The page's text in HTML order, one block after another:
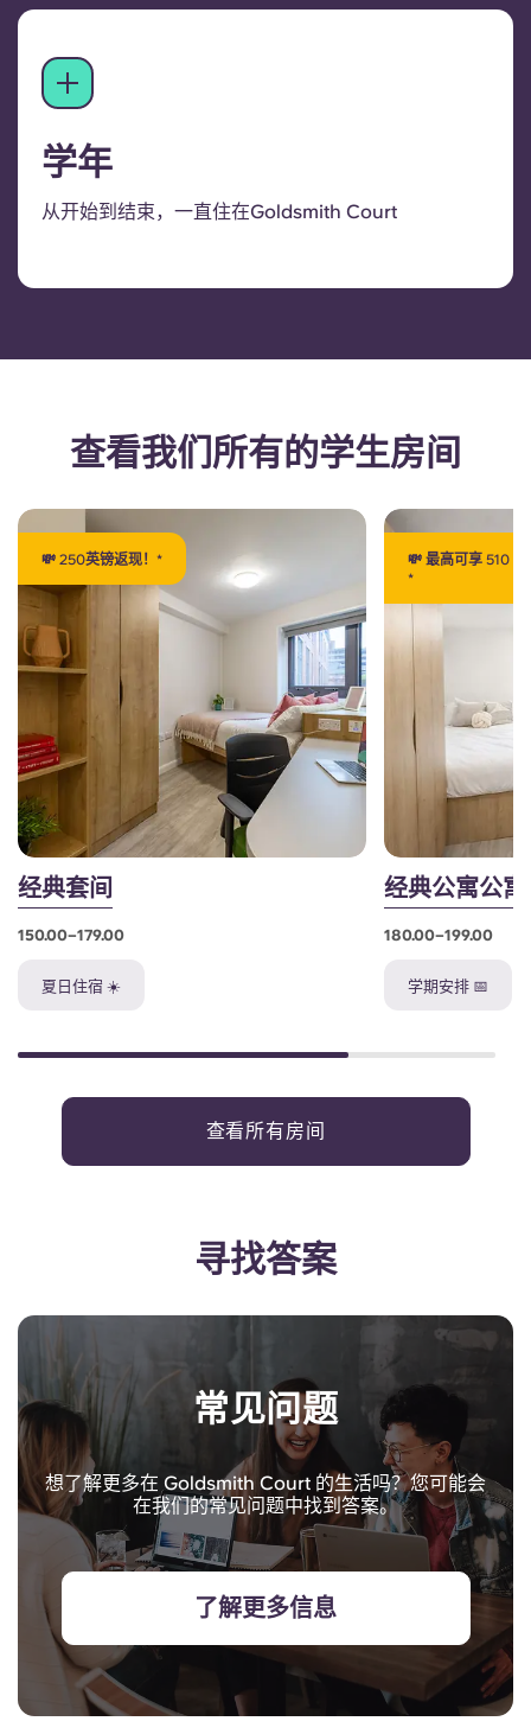
学年
从开始到结束，一直住在Goldsmith Court
查看我们所有的学生房间
💸 250英镑返现！*
经典套间
150.00–179.00
夏日住宿 ☀️
💸 最高可享 510
*
经典公寓公
180.00–199.00
学期安排 📅
查看所有房间
寻找答案
常见问题
想了解更多在 Goldsmith Court 的生活吗？您可能会
在我们的常见问题中找到答案。
了解更多信息